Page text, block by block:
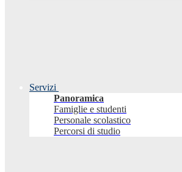
Servizi
Panoramica
Famiglie e studenti
Personale scolastico
Percorsi di studio